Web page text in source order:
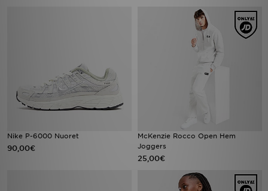
Nike P-6000 Nuoret
90,00€
McKenzie Rocco Open Hem
Joggers
25,00€